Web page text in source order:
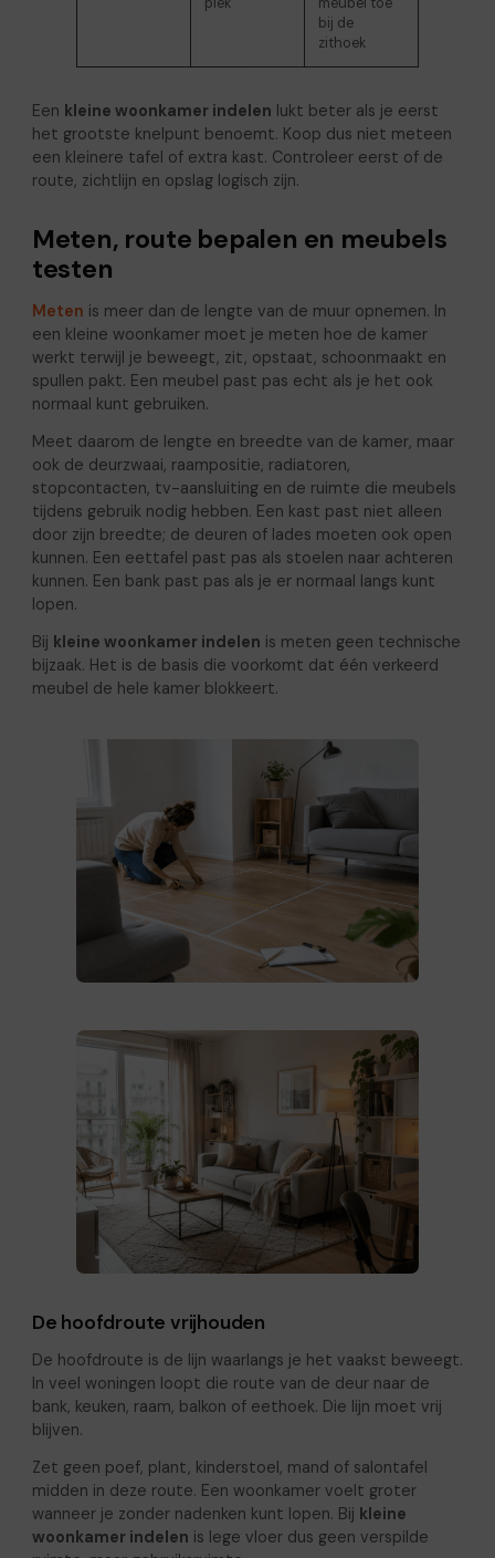
bij de
zithoek
Een kleine woonkamer indelen lukt beter als je eerst
het grootste knelpunt benoemt. Koop dus niet meteen
een kleinere tafel of extra kast. Controleer eerst of de
route, zichtlijn en opslag logisch zijn.
Meten, route bepalen en meubels
testen
Meten is meer dan de lengte van de muur opnemen. In
een kleine woonkamer moet je meten hoe de kamer
werkt terwijl je beweegt, zit, opstaat, schoonmaakt en
spullen pakt. Een meubel past pas echt als je het ook
normaal kunt gebruiken.
Meet daarom de lengte en breedte van de kamer, maar
ook de deurzwaai, raampositie, radiatoren,
stopcontacten, tv-aansluiting en de ruimte die meubels
tijdens gebruik nodig hebben. Een kast past niet alleen
door zijn breedte; de deuren of lades moeten ook open
kunnen. Een eettafel past pas als stoelen naar achteren
kunnen. Een bank past pas als je er normaal langs kunt
lopen.
Bij kleine woonkamer indelen is meten geen technische
bijzaak. Het is de basis die voorkomt dat één verkeerd
meubel de hele kamer blokkeert.
De hoofdroute vrijhouden
De hoofdroute is de lijn waarlangs je het vaakst beweegt.
In veel woningen loopt die route van de deur naar de
bank, keuken, raam, balkon of eethoek. Die lijn moet vrij
blijven.
Zet geen poef, plant, kinderstoel, mand of salontafel
midden in deze route. Een woonkamer voelt groter
wanneer je zonder nadenken kunt lopen. Bij kleine
woonkamer indelen is lege vloer dus geen verspilde